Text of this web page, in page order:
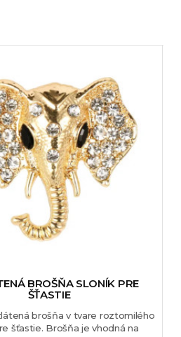
BROŠŇA SLONÍK PRE
ŠŤASTIE
brošňa v tvare roztomilého
šťastie. Brošňa je vhodná na